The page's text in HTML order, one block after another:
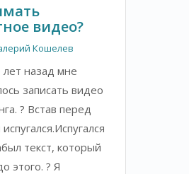
видео?
Кошелев
лет назад мне
записать видео
? Встав перед
текст, который
этого. ? Я